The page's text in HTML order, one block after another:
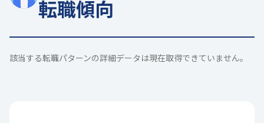
転職傾向
該当する転職パターンの詳細データは現在取得できていません。